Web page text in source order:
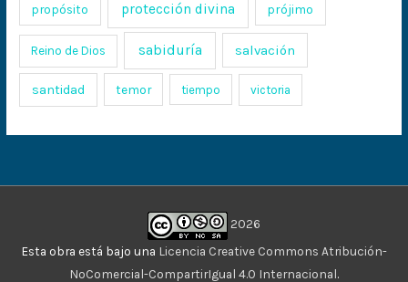
propósito protección divina prójimo
Reino de Dios sabiduría salvación
santidad temor tiempo victoria
2026
Esta obra está bajo una Licencia Creative Commons Atribución-
NoComercial-CompartirIgual 4.0 Internacional.